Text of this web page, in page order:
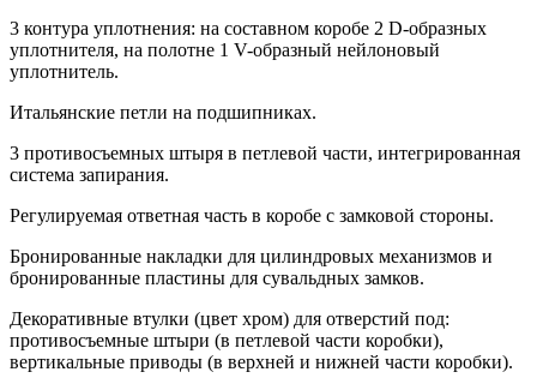
3 контура уплотнения: на составном коробе 2 D-образных
уплотнителя, на полотне 1 V-образный нейлоновый
уплотнитель.
Итальянские петли на подшипниках.
3 противосъемных штыря в петлевой части, интегрированная
система запирания.
Регулируемая ответная часть в коробе с замковой стороны.
Бронированные накладки для цилиндровых механизмов и
бронированные пластины для сувальдных замков.
Декоративные втулки (цвет хром) для отверстий под:
противосъемные штыри (в петлевой части коробки),
вертикальные приводы (в верхней и нижней части коробки).